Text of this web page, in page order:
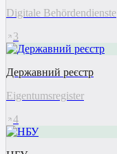
Digitale Behördendienste
3
Державний реєстр
Eigentumsregister
4